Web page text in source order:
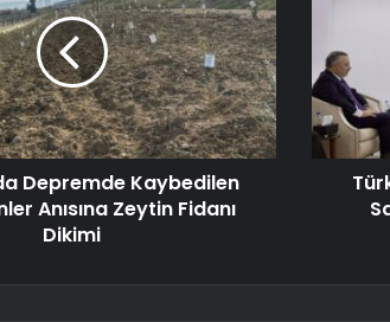
Depremde Kaybedilen
Anısına Zeytin Fidanı
Dikimi